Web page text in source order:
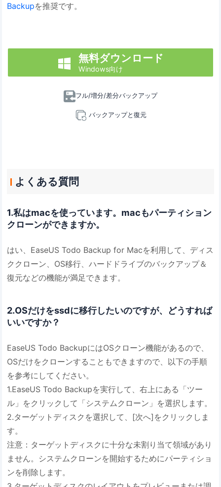
Backupを推奨です。
 無料ダウンロード
Windows向け
フル/増分/差分バックアップ
バックアップと復元
よくある質問
1.私はmacを使っています。macもパーティション
クローンができますか。
はい、EaseUS Todo Backup for Macを利用して、ディス
ククローン、OS移行、ハードドライブのバックアップ＆
復元などの機能が満足できます。
2.OSだけをssdに移行したいのですが、どうすれば
いいですか？
EaseUS Todo BackupにはOSクローン機能があるので、
OSだけをクローンすることもできますので、以下の手順
を参考にしてください。
1.EaseUS Todo Backupを実行して、右上にある「ツー
ル」をクリックして「システムクローン」を選択します。
2.ターゲットディスクを選択して、[次へ]をクリックしま
す。
注意：ターゲットディスクに十分な未割り当て領域があり
ません。システムクローンを開始するためにパーティショ
ンを削除します。